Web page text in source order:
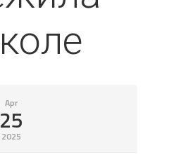
Apr
25
2025